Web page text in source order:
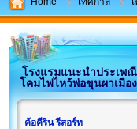
โรงแรมแนะนำประเพณี
โคมไฟไหว้พ่อขุนผาเมือง
ค้อคีริน รีสอร์ท